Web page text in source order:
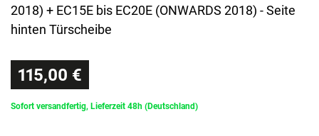
2018) + EC15E bis EC20E (ONWARDS 2018) - Seite
hinten Türscheibe
115,00 €
Sofort versandfertig, Lieferzeit 48h (Deutschland)